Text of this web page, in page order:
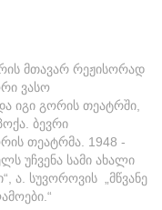
მთავარ რეჟისორად
ვასო
იგი გორის თეატრში,
ბევრი
თეატრმა. 1948 -
უჩვენა სამი ახალი
ა. სუვოროვის „მწვანე